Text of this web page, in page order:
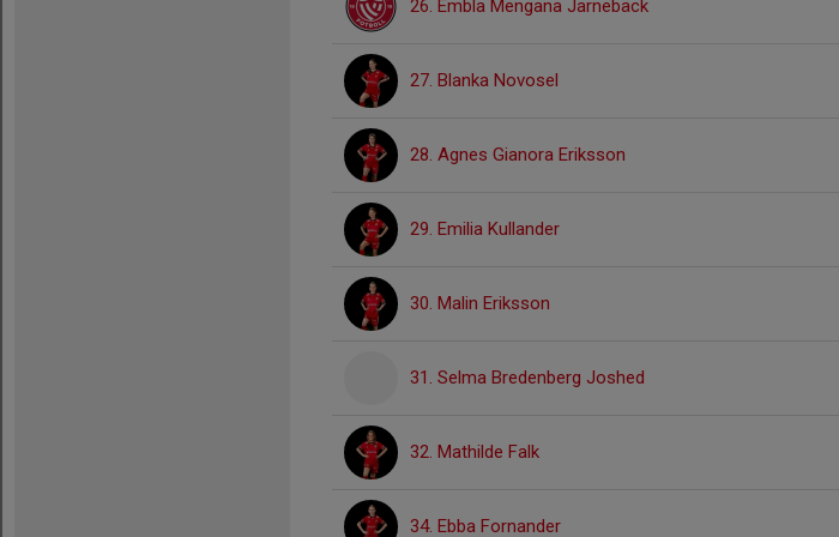
26. Embla Mengana Jarnebäck
27. Blanka Novosel
28. Agnes Gianora Eriksson
29. Emilia Kullander
30. Malin Eriksson
31. Selma Bredenberg Joshed
32. Mathilde Falk
34. Ebba Fornander